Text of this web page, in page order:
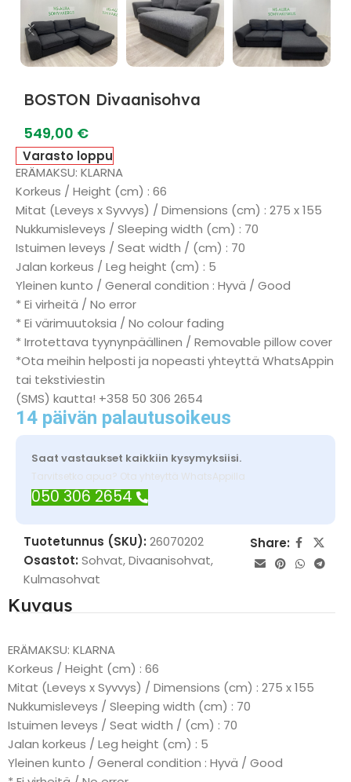
BOSTON Divaanisohva
549,00 €
Varasto loppu
ERÄMAKSU: KLARNA
Korkeus / Height (cm) : 66
Mitat (Leveys x Syvvys) / Dimensions (cm) : 275 x 155
Nukkumisleveys / Sleeping width (cm) : 70
Istuimen leveys / Seat width / (cm) : 70
Jalan korkeus / Leg height (cm) : 5
Yleinen kunto / General condition : Hyvä / Good
* Ei virheitä / No error
* Ei värimuutoksia / No colour fading
* Irrotettava tyynynpäällinen / Removable pillow cover
*Ota meihin helposti ja nopeasti yhteyttä WhatsAppin
tai tekstiviestin
(SMS) kautta! +358 50 306 2654
14 päivän palautusoikeus
Saat vastaukset kaikkiin kysymyksiisi.
Tarvitsetko apua? Ota yhteyttä WhatsAppilla
050 306 2654
Tuotetunnus (SKU): 26070202
Osastot: Sohvat,Divaanisohvat,
Kulmasohvat
Share:
Kuvaus
ERÄMAKSU: KLARNA
Korkeus / Height (cm) : 66
Mitat (Leveys x Syvvys) / Dimensions (cm) : 275 x 155
Nukkumisleveys / Sleeping width (cm) : 70
Istuimen leveys / Seat width / (cm) : 70
Jalan korkeus / Leg height (cm) : 5
Yleinen kunto / General condition : Hyvä / Good